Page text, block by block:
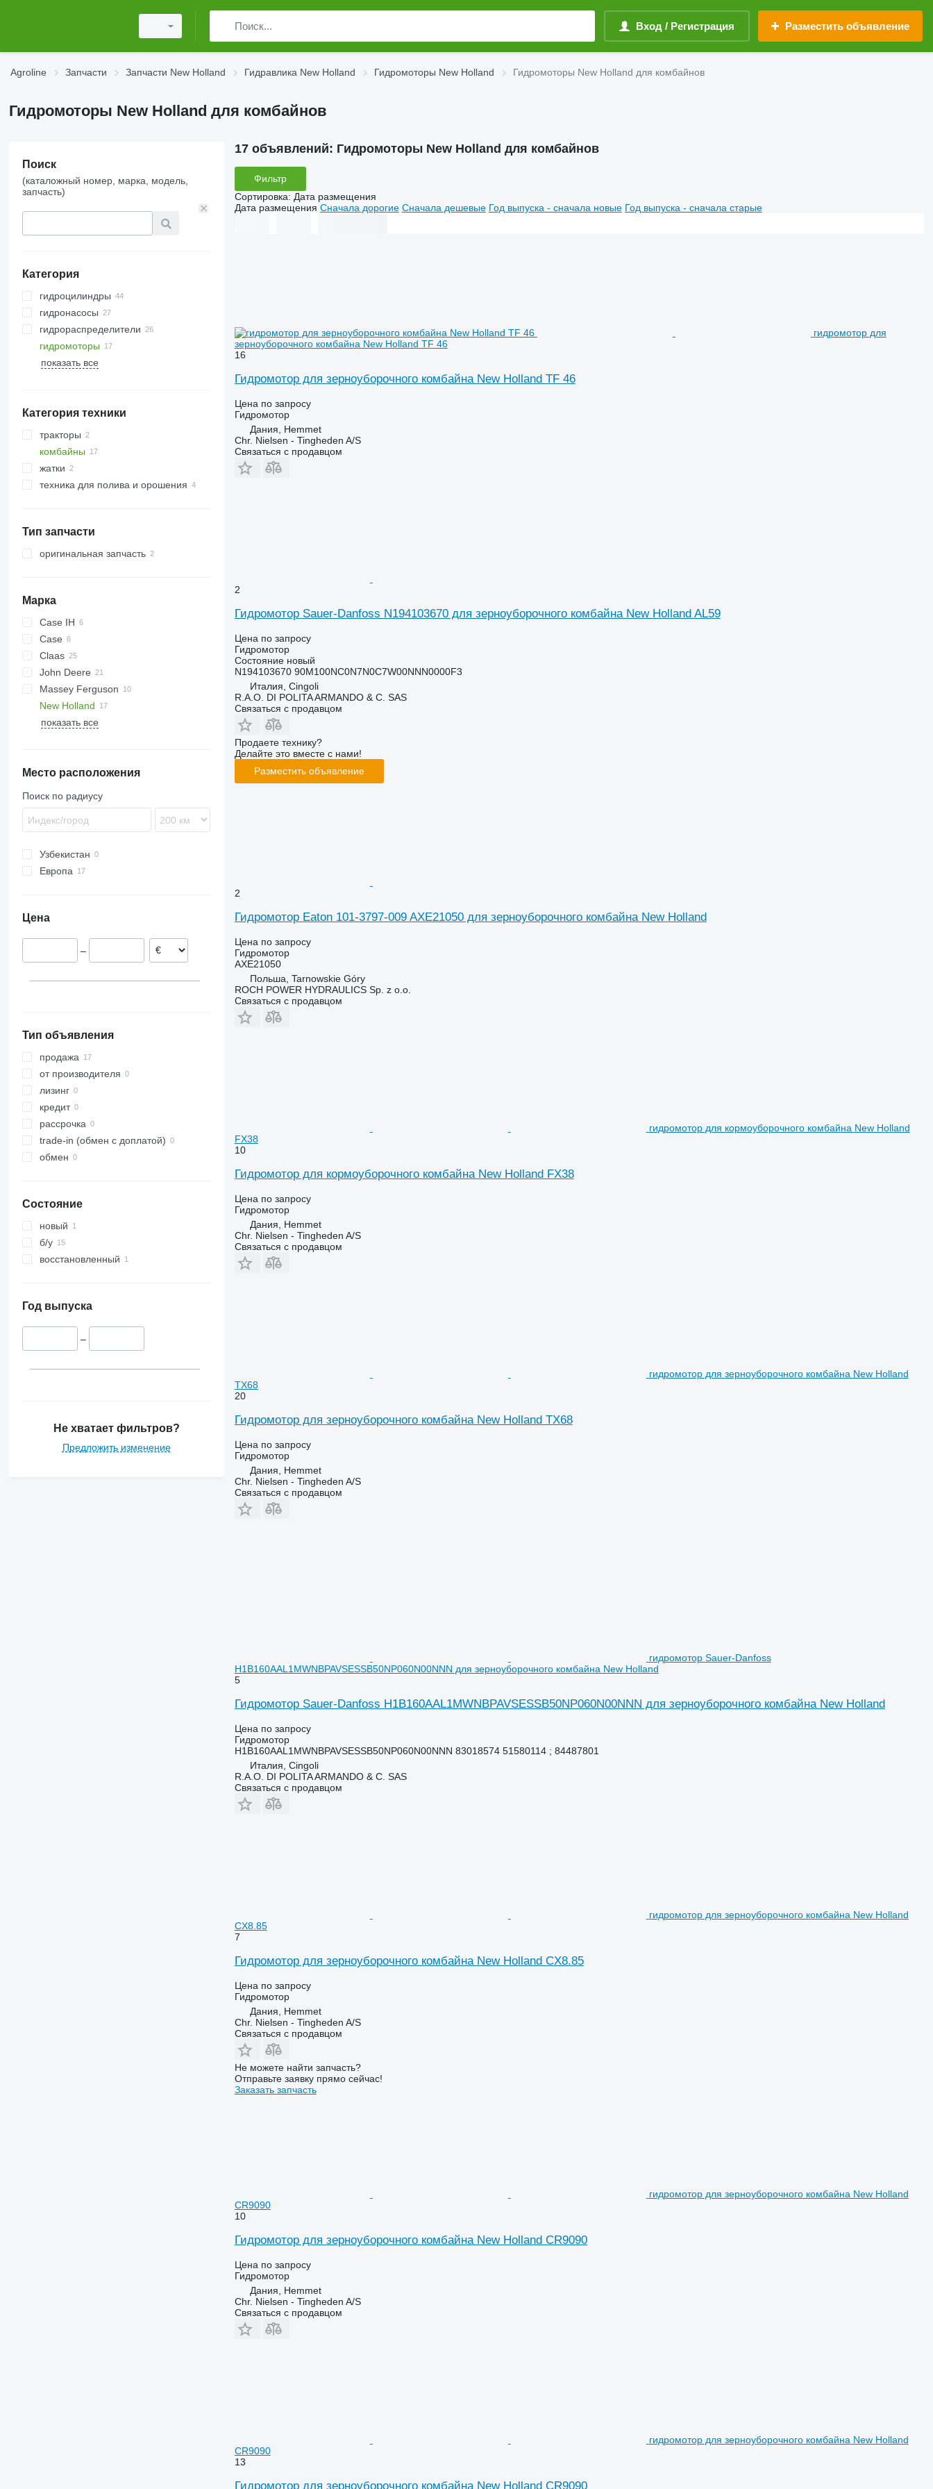
Вход / Регистрация Разместить объявление
Agroline Запчасти Запчасти New Holland Гидравлика New Holland Гидромоторы New Holland Гидромоторы New Holland для комбайнов
Гидромоторы New Holland для комбайнов
Поиск
(каталожный номер, марка, модель,
запчасть)
Категория
гидроцилиндры
гидронасосы
гидрораспределители
гидромоторы
показать все
Категория техники
тракторы
тракторы колесные
комбайны
зерноуборочные комбайны
кормоуборочные комбайны
жатки
жатки зерновые
техника для полива и орошения
Тип запчасти
оригинальная запчасть
Марка
Case IH
5088
5130
5140
6088
6130
6140
7140
8010
Case
Claas
Commandor
Dominator
Jaguar
Lexion
D-series
John Deere
550
630F
2054
9500
9600
9670 STS
S-series
T-series
Big X
Massey Ferguson
30
34
7274
New Holland
CR
CX8090
FX 38
FX 375
TF
TX36
TX68
показать все
Место расположения
Поиск по радиусу
Узбекистан
Европа
Цена
–
Тип объявления
продажа
от производителя
лизинг
кредит
рассрочка
trade-in (обмен с доплатой)
обмен
Состояние
новый
б/у
восстановленный
Год выпуска
–
Не хватает фильтров?
Предложить изменение
17 объявлений: Гидромоторы New Holland для комбайнов
Фильтр
Сортировка: Дата размещения
Дата размещения Сначала дорогие Сначала дешевые Год выпуска - сначала новые Год выпуска - сначала старые
гидромотор для
зерноуборочного комбайна New Holland TF 46
16
Гидромотор для зерноуборочного комбайна New Holland TF 46
Цена по запросу
Гидромотор
Дания, Hemmet
Chr. Nielsen - Tingheden A/S
Связаться с продавцом
2
Гидромотор Sauer-Danfoss N194103670 для зерноуборочного комбайна New Holland AL59
Цена по запросу
Гидромотор
Состояниеновый
N194103670 90M100NC0N7N0C7W00NNN0000F3
Италия, Cingoli
R.A.O. DI POLITA ARMANDO & C. SAS
Связаться с продавцом
Продаете технику?
Делайте это вместе с нами!
Разместить объявление
2
Гидромотор Eaton 101-3797-009 AXE21050 для зерноуборочного комбайна New Holland
Цена по запросу
Гидромотор
AXE21050
Польша, Tarnowskie Góry
ROCH POWER HYDRAULICS Sp. z o.o.
Связаться с продавцом
гидромотор для кормоуборочного комбайна New Holland
FX38
10
Гидромотор для кормоуборочного комбайна New Holland FX38
Цена по запросу
Гидромотор
Дания, Hemmet
Chr. Nielsen - Tingheden A/S
Связаться с продавцом
гидромотор для зерноуборочного комбайна New Holland
TX68
20
Гидромотор для зерноуборочного комбайна New Holland TX68
Цена по запросу
Гидромотор
Дания, Hemmet
Chr. Nielsen - Tingheden A/S
Связаться с продавцом
гидромотор Sauer-Danfoss
H1B160AAL1MWNBPAVSESSB50NP060N00NNN для зерноуборочного комбайна New Holland
5
Гидромотор Sauer-Danfoss H1B160AAL1MWNBPAVSESSB50NP060N00NNN для зерноуборочного комбайна New Holland
Цена по запросу
Гидромотор
H1B160AAL1MWNBPAVSESSB50NP060N00NNN 83018574 51580114 ; 84487801
Италия, Cingoli
R.A.O. DI POLITA ARMANDO & C. SAS
Связаться с продавцом
гидромотор для зерноуборочного комбайна New Holland
CX8.85
7
Гидромотор для зерноуборочного комбайна New Holland CX8.85
Цена по запросу
Гидромотор
Дания, Hemmet
Chr. Nielsen - Tingheden A/S
Связаться с продавцом
Не можете найти запчасть?
Отправьте заявку прямо сейчас!
Заказать запчасть
гидромотор для зерноуборочного комбайна New Holland
CR9090
10
Гидромотор для зерноуборочного комбайна New Holland CR9090
Цена по запросу
Гидромотор
Дания, Hemmet
Chr. Nielsen - Tingheden A/S
Связаться с продавцом
гидромотор для зерноуборочного комбайна New Holland
CR9090
13
Гидромотор для зерноуборочного комбайна New Holland CR9090